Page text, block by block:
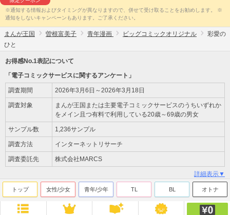
※通知する情報およびタイミングが異なりますので、併せて受け取ることをお勧めします。 ※
通知をしないキャンペーンもあります。ご了承ください。
まんが王国 曽根富美子 青年漫画 ビッグコミックオリジナル
彩愛の
ひと
お得感No.1表記について
「電子コミックサービスに関するアンケート」
調査期間 2026年3月6日～2026年3月18日
調査対象
まんが王国または主要電子コミックサービスのうちいずれか
をメイン且つ有料で利用している20歳～69歳の男女
サンプル数 1,236サンプル
調査方法 インターネットリサーチ
調査委託先 株式会社MARCS
詳細表示▼
トップ 女性/少女 青年/少年 TL BL オトナ